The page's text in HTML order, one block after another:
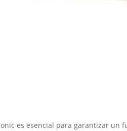
es esencial para garantizar